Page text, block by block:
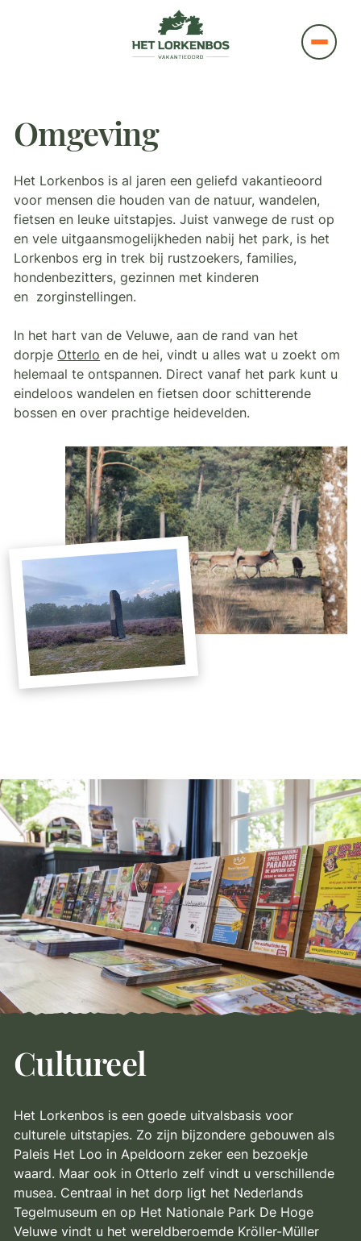
Omgeving
Het Lorkenbos is al jaren een geliefd vakantieoord
voor mensen die houden van de natuur, wandelen,
fietsen en leuke uitstapjes. Juist vanwege de rust op
en vele uitgaansmogelijkheden nabij het park, is het
Lorkenbos erg in trek bij rustzoekers, families,
hondenbezitters, gezinnen met kinderen
en zorginstellingen.
In het hart van de Veluwe, aan de rand van het
dorpje Otterlo en de hei, vindt u alles wat u zoekt om
helemaal te ontspannen. Direct vanaf het park kunt u
eindeloos wandelen en fietsen door schitterende
bossen en over prachtige heidevelden.
Cultureel
Het Lorkenbos is een goede uitvalsbasis voor
culturele uitstapjes. Zo zijn bijzondere gebouwen als
Paleis Het Loo in Apeldoorn zeker een bezoekje
waard. Maar ook in Otterlo zelf vindt u verschillende
musea. Centraal in het dorp ligt het Nederlands
Tegelmuseum en op Het Nationale Park De Hoge
Veluwe vindt u het wereldberoemde Krӧller-Müller